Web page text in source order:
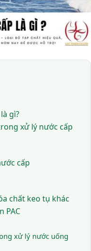
gì?
xử lý nước cấp
cấp
chất keo tụ khác
PAC
xử lý nước uống